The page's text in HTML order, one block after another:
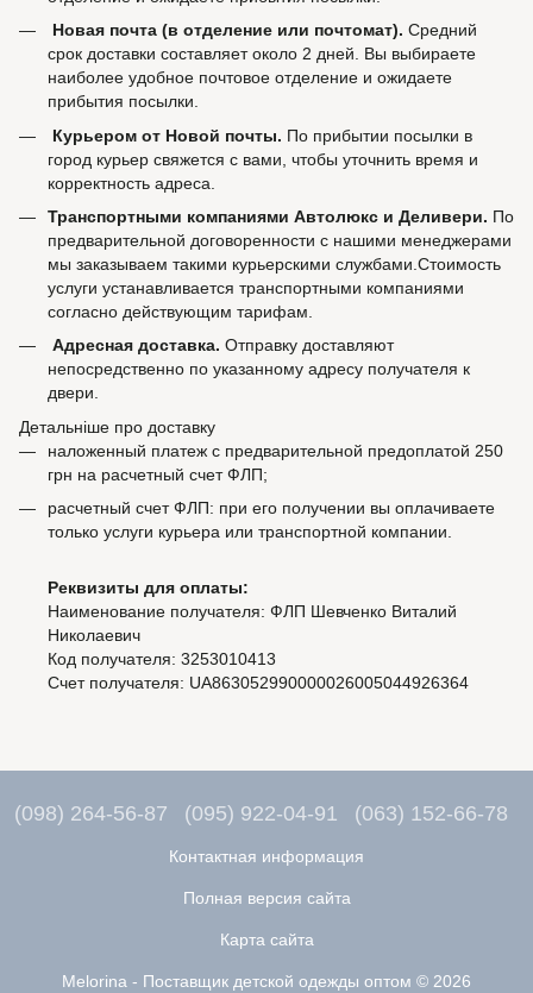
Новая почта (в отделение или почтомат). Средний
срок доставки составляет около 2 дней. Вы выбираете
наиболее удобное почтовое отделение и ожидаете
прибытия посылки.
Курьером от Новой почты. По прибытии посылки в
город курьер свяжется с вами, чтобы уточнить время и
корректность адреса.
Транспортными компаниями Автолюкс и Деливери. По
предварительной договоренности с нашими менеджерами
мы заказываем такими курьерскими службами.Стоимость
услуги устанавливается транспортными компаниями
согласно действующим тарифам.
Адресная доставка. Отправку доставляют
непосредственно по указанному адресу получателя к
двери.
Детальніше про доставку
наложенный платеж с предварительной предоплатой 250
грн на расчетный счет ФЛП;
расчетный счет ФЛП: при его получении вы оплачиваете
только услуги курьера или транспортной компании.
Реквизиты для оплаты:
Наименование получателя: ФЛП Шевченко Виталий
Николаевич
Код получателя: 3253010413
Счет получателя: UA863052990000026005044926364
(098) 264-56-87 (095) 922-04-91 (063) 152-66-78
Контактная информация
Полная версия сайта
Карта сайта
Melorina - Поставщик детской одежды оптом © 2026